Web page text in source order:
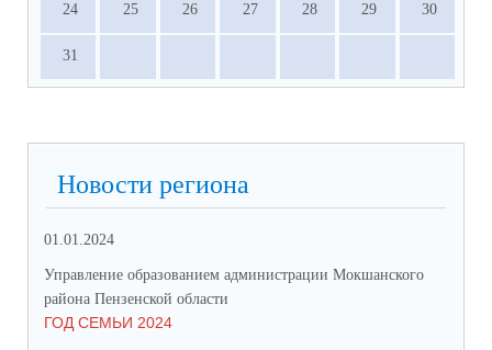
24 25 26 27 28 29 30
31
Новости региона
01.01.2024
Управление образованием администрации Мокшанского
района Пензенской области
ГОД СЕМЬИ 2024